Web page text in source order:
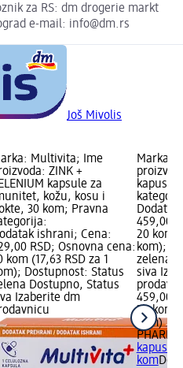
za RS: dm drogerie markt
e-mail: info@dm.rs
Još Mivolis
Multivita; Ime
ZINK +
kapsule za
kožu, kosu i
30 kom; Pravna
ishrani; Cena:
RSD; Osnovna cena:
kom (17,63 RSD za 1
Dostupnost: Status
Dostupno, Status
Izaberite dm
Marka:
459,00
20 kom
kom);
zelena
siva
459,00
20 kom
kom)
kapusle,
kom